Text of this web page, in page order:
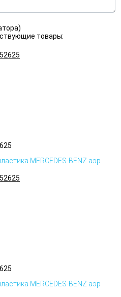
товары:
MERCEDES-BENZ аэр
MERCEDES-BENZ аэр